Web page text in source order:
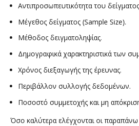
Αντιπροσωπευτικότητα του
Μέγεθος δείγματος (Sample Size).
Μέθοδος δειγματοληψίας.
Δημογραφικά χαρακτηριστικά των
Χρόνος διεξαγωγής της έρευνας.
Περιβάλλον συλλογής δεδομένων.
Ποσοστό συμμετοχής και μη
Όσο καλύτερα ελέγχονται οι παραπάνω